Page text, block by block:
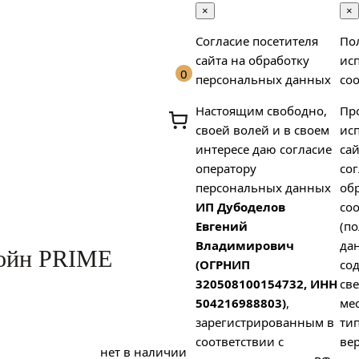
0
PRIME
нет в наличии
×
Согласие посетителя
сайта на обработку
персональных данных
Настоящим свободно,
своей волей и в своем
интересе даю согласие
оператору
персональных данных
ИП Дубоделов
Евгений
Владимирович
(ОГРНИП
320508100154732, ИНН
504216988803),
зарегистрированным в
соответствии с
×